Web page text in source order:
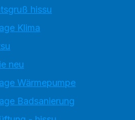
hissu
Klima
neu
Wärmepumpe
Badsanierung